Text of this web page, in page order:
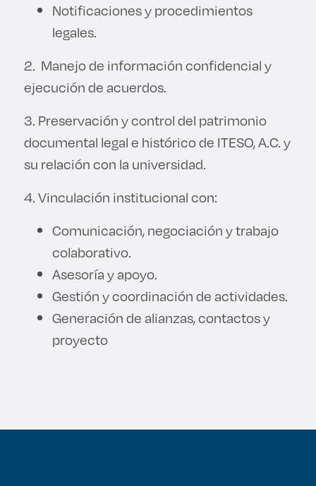
Notificaciones y procedimientos
legales.
2. Manejo de información confidencial y
ejecución de acuerdos.
3. Preservación y control del patrimonio
documental legal e histórico de ITESO, A.C. y
su relación con la universidad.
4. Vinculación institucional con:
Comunicación, negociación y trabajo
colaborativo.
Asesoría y apoyo.
Gestión y coordinación de actividades.
Generación de alianzas, contactos y
proyecto